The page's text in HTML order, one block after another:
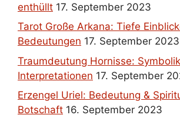
enthüllt 17. September 2023
Tarot Große Arkana: Tiefe
Bedeutungen 17. September 2023
Traumdeutung Hornisse:
Interpretationen 17. September
Erzengel Uriel: Bedeutung &
Botschaft 16. September 2023